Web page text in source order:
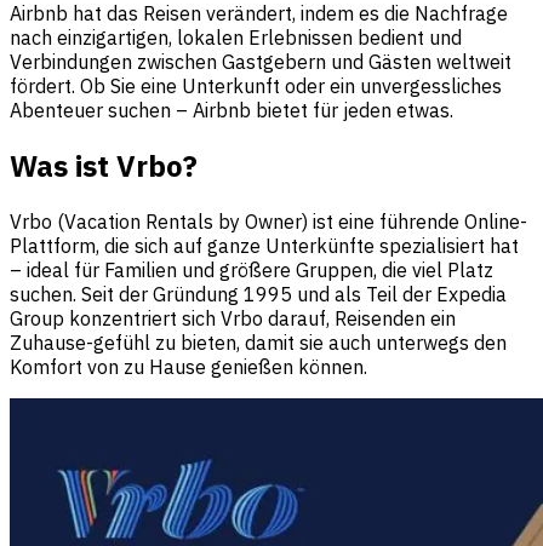
Airbnb hat das Reisen verändert, indem es die Nachfrage
nach einzigartigen, lokalen Erlebnissen bedient und
Verbindungen zwischen Gastgebern und Gästen weltweit
fördert. Ob Sie eine Unterkunft oder ein unvergessliches
Abenteuer suchen – Airbnb bietet für jeden etwas.
Was ist Vrbo?
Vrbo (Vacation Rentals by Owner) ist eine führende Online-
Plattform, die sich auf ganze Unterkünfte spezialisiert hat
– ideal für Familien und größere Gruppen, die viel Platz
suchen. Seit der Gründung 1995 und als Teil der Expedia
Group konzentriert sich Vrbo darauf, Reisenden ein
Zuhause-gefühl zu bieten, damit sie auch unterwegs den
Komfort von zu Hause genießen können.